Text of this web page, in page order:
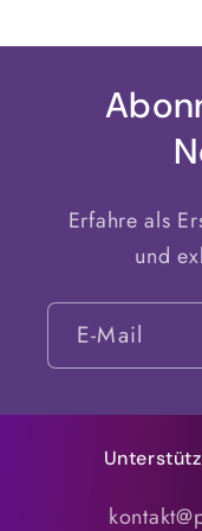
Erfahre als
und
E-Mail